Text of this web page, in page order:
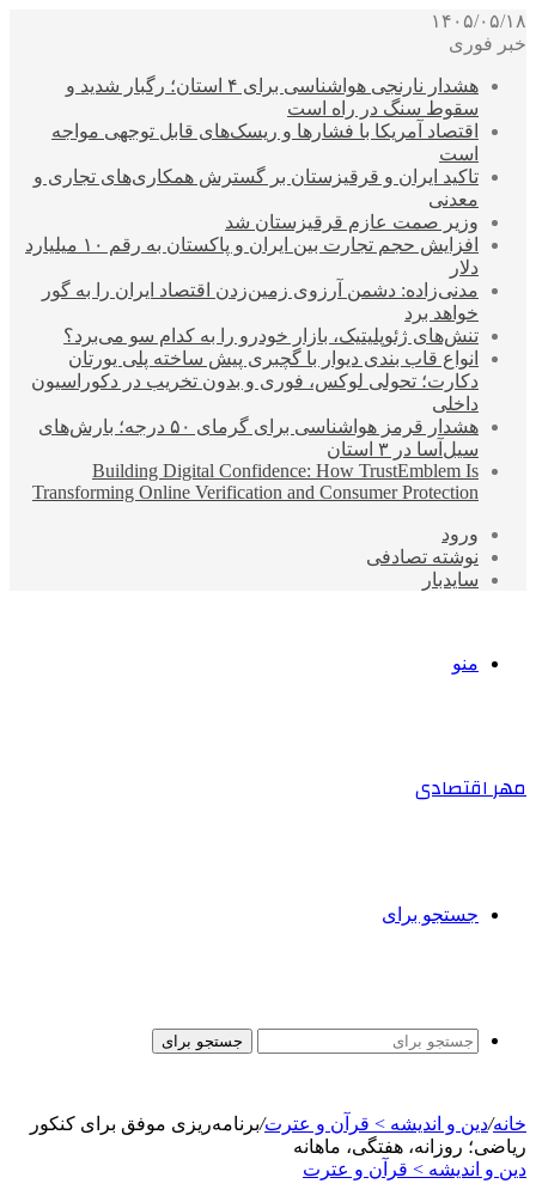
۱۴۰۵/۰۵/۱۸
خبر فوری
هشدار نارنجی هواشناسی برای ۴ استان؛ رگبار شدید و
سقوط سنگ در راه است
اقتصاد آمریکا با فشارها و ریسک‌های قابل توجهی مواجه
است
تاکید ایران و قرقیزستان بر گسترش همکاری‌های تجاری و
معدنی
وزیر صمت عازم قرقیزستان شد
افزایش حجم تجارت بین ایران و پاکستان به رقم ۱۰ میلیارد
دلار
مدنی‌زاده: دشمن آرزوی زمین‌زدن اقتصاد ایران را به گور
خواهد برد
تنش‌های ژئوپلیتیک، بازار خودرو را به کدام سو می‌برد؟
انواع قاب بندی دیوار با گچبری پیش ساخته پلی یورتان
دکارت؛ تحولی لوکس، فوری و بدون تخریب در دکوراسیون
داخلی
هشدار قرمز هواشناسی برای گرمای ۵۰ درجه؛ بارش‌های
سیل‌آسا در ۳ استان
Building Digital Confidence: How TrustEmblem Is
Transforming Online Verification and Consumer Protection
ورود
نوشته تصادفی
سایدبار
منو
مهر اقتصادی
جستجو برای
جستجو برای
خانه/دین و اندیشه > قرآن و عترت/برنامه‌ریزی موفق برای کنکور
ریاضی؛ روزانه، هفتگی، ماهانه
دین و اندیشه > قرآن و عترت